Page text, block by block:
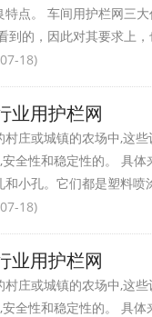
点。 车间用护栏网三
到的，因此对其要求上
18)
业用护栏网
庄或城镇的农场中,这
全性和稳定性的。 具
小孔。它们都是塑料
18)
业用护栏网
庄或城镇的农场中,这
全性和稳定性的。 具